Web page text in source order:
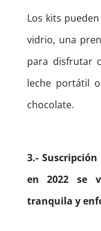
Los kits
vidrio, una
para disfrutar
leche portátil
chocolate.
3.-
en 2022 se
tranquila y